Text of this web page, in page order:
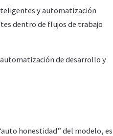
y automatización
dentro de flujos de trabajo
de desarrollo y
honestidad” del modelo, es